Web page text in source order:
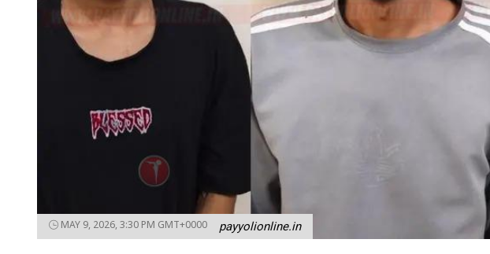
MAY 9, 2026, 3:30 PM GMT+0000 payyolionline.in